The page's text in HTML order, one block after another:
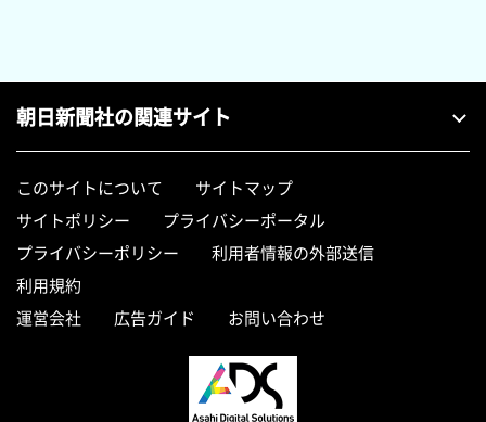
朝日新聞社の関連サイト
このサイトについて
サイトマップ
サイトポリシー
プライバシーポータル
プライバシーポリシー
利用者情報の外部送信
利用規約
運営会社
広告ガイド お問い合わせ